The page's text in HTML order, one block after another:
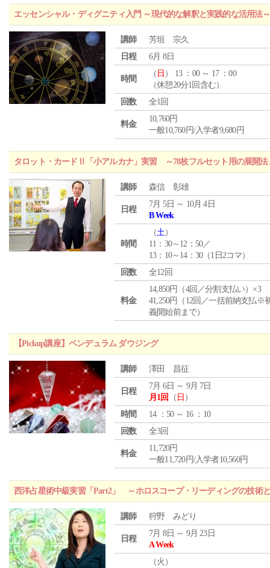
エッセンシャル・ディグニティ入門 ～現代的な解釈と実践的な活用法～
講師
芳垣 宗久
日程
6月 8日
時間
（ 日 ） 13 ：00 ～ 17 ：00
（休憩20分1回含む）
回数
全1回
料金
10,760円
一般10,760円/入学者9,680円
タロット・カードⅡ「小アルカナ」実習 ～78枚フルセット用の展開法
講師 森信 彰雄
日程
7月 5日 ～ 10月 4日
B Week
時間
（土）
11：30～12：50／
13：10～14：30（1日2コマ）
回数
全12回
料金
14,850円（4回／分割支払い）×3
41,250円（12回／一括前納支払※
義開始前まで）
【Pickup講座】ペンデュラム ダウジング
講師 澤田 昌征
日程
7月 6日 ～ 9月 7日
月1回
（ 日 ）
時間
14 ：50 ～ 16 ：10
回数
全3回
料金
11,720円
一般11,720円/入学者10,560円
西洋占星術中級実習「Part2」 ～ホロスコープ・リーディングの技術
講師 狩野 みどり
日程
7月 8日 ～ 9月 23日
A Week
（火 ）